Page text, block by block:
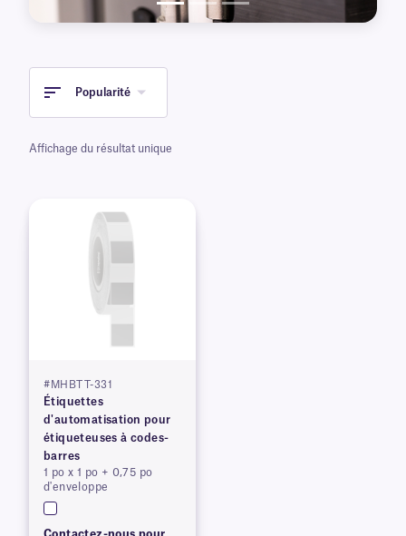
peuvent également être fabriquées sur
Popularité
Affichage du résultat unique
#MHBTT-331
Étiquettes
d'automatisation pour
étiqueteuses à codes-
barres
1 po x 1 po + 0,75 po
d'enveloppe